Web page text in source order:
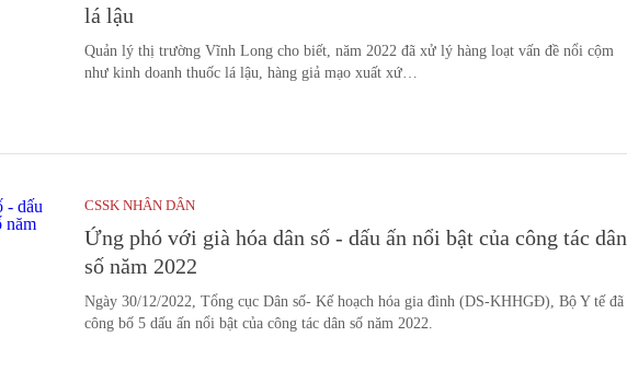
lá lậu
Quản lý thị trường Vĩnh Long cho biết, năm 2022 đã xử lý hàng loạt vấn đề nổi cộm
như kinh doanh thuốc lá lậu, hàng giả mạo xuất xứ…
CSSK NHÂN DÂN
Ứng phó với già hóa dân số - dấu ấn nổi bật của công tác dân
số năm 2022
Ngày 30/12/2022, Tổng cục Dân số- Kế hoạch hóa gia đình (DS-KHHGĐ), Bộ Y tế đã
công bố 5 dấu ấn nổi bật của công tác dân số năm 2022.